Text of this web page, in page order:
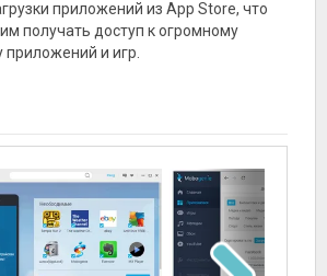
приложений из App Store, что
получать доступ к огромному
приложений и игр.